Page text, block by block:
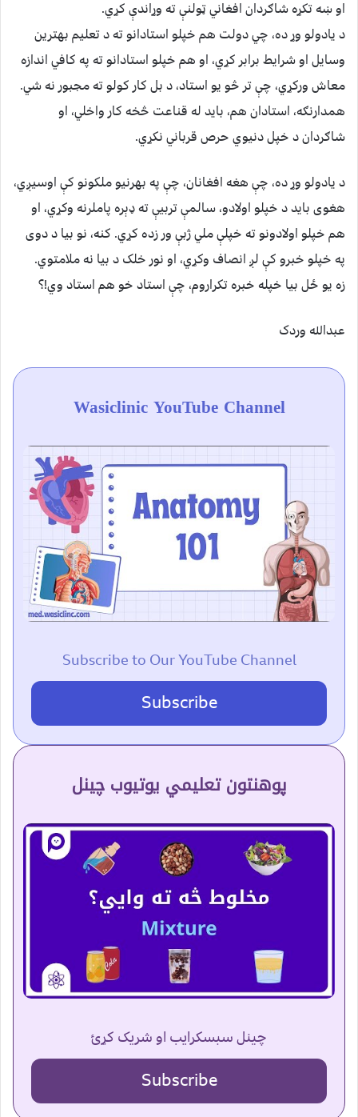
او ښه تکړه شاګردان افغاني ټولنې ته وړاندې کړي.
د یادولو وړ ده، چي دولت هم خپلو استادانو ته د تعلیم بهترین
وسایل او شرایط برابر کړي، او هم خپلو استادانو ته په کافي اندازه
معاش ورکړي، چې تر څو یو استاد، د بل کار کولو ته مجبور نه شي.
همدارنګه، استادان هم، باید له قناعت څخه کار واخلي، او
شاګردان د خپل دنیوي حرص قرباني نکړي.
د یادولو وړ ده، چې هغه افغانان، چې په بهرنیو ملکونو کې اوسیږي،
هغوی باید د خپلو اولادو، سالمې تربیې ته ډېره پاملرنه وکړي، او
هم خپلو اولادونو ته خپلې ملي ژبې ور زده کړي. کنه، نو بیا د دوی
په خپلو خبرو کې لږ انصاف وکړي، او نور خلک د بیا نه ملامتوي.
زه یو ځل بیا خپله خبره تکراروم، چې استاد خو هم استاد وي!؟
عبدالله وردک
Wasiclinic YouTube Channel
Subscribe to Our YouTube Channel
Subscribe
پوهنتون تعلیمي یوتیوب چینل
چینل سبسکرایب او شریک کړئ
Subscribe